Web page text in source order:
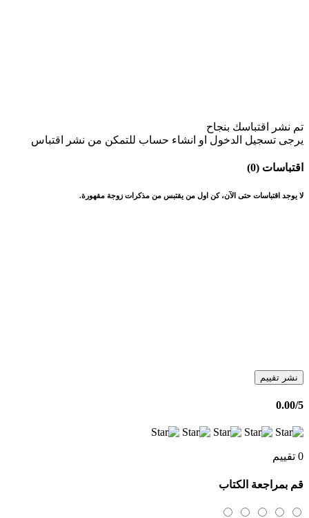
تم نشر اقتباسك بنجاح
يرجى تسجيل الدخول او انشاء حساب للتمكن من نشر اقتباس
اقتباسات (0)
لا يوجد اقتباسات حتى الآن، كن اول من يقتبس من مذكرات زوجة مقهورة.
نشر تقييم
0.00/5
0 تقييم
قم بمراجعة الكتاب